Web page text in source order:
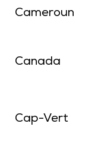
Cameroun
Canada
Cap-Vert